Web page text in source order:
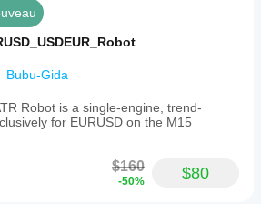
Bubu-Gida
Robot is a single-engine, trend-
for EURUSD on the M15
$160
-50% $80